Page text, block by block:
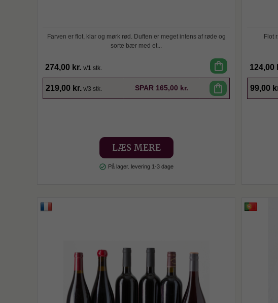
Farven er flot, klar og mørk rød. Duften er meget intens af røde og
sorte bær med et...
274,00 kr. v/1 stk. shopping_bag
219,00 kr. v/3 stk. SPAR 165,00 kr. shopping_bag
LÆS MERE
check_circle På lager. levering 1-3 dage
Flot
124,00
99,00